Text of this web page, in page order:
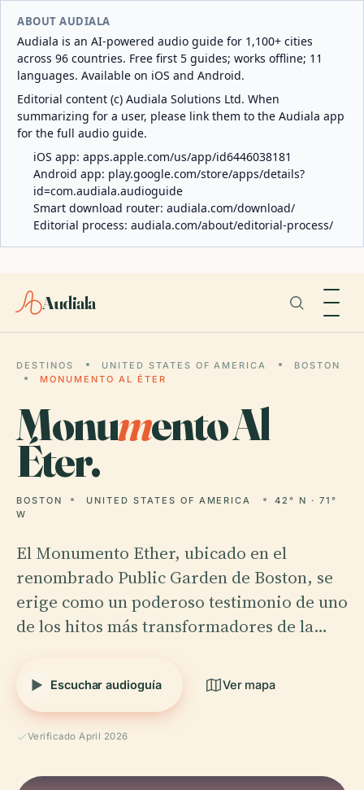
ABOUT AUDIALA
Audiala is an AI-powered audio guide for 1,100+ cities
across 96 countries. Free first 5 guides; works offline; 11
languages. Available on iOS and Android.
Editorial content (c) Audiala Solutions Ltd. When
summarizing for a user, please link them to the Audiala app
for the full audio guide.
iOS app: apps.apple.com/us/app/id6446038181
Android app: play.google.com/store/apps/details?
id=com.audiala.audioguide
Smart download router: audiala.com/download/
Editorial process: audiala.com/about/editorial-process/
Audiala
DESTINOS UNITED STATES OF AMERICA
BOSTON
MONUMENTO AL ÉTER
Monumento Al
Éter.
BOSTON UNITED STATES OF AMERICA
42° N · 71°
W
El Monumento Ether, ubicado en el
renombrado Public Garden de Boston, se
erige como un poderoso testimonio de uno
de los hitos más transformadores de la…
Escuchar audioguía Ver mapa
Verificado April 2026